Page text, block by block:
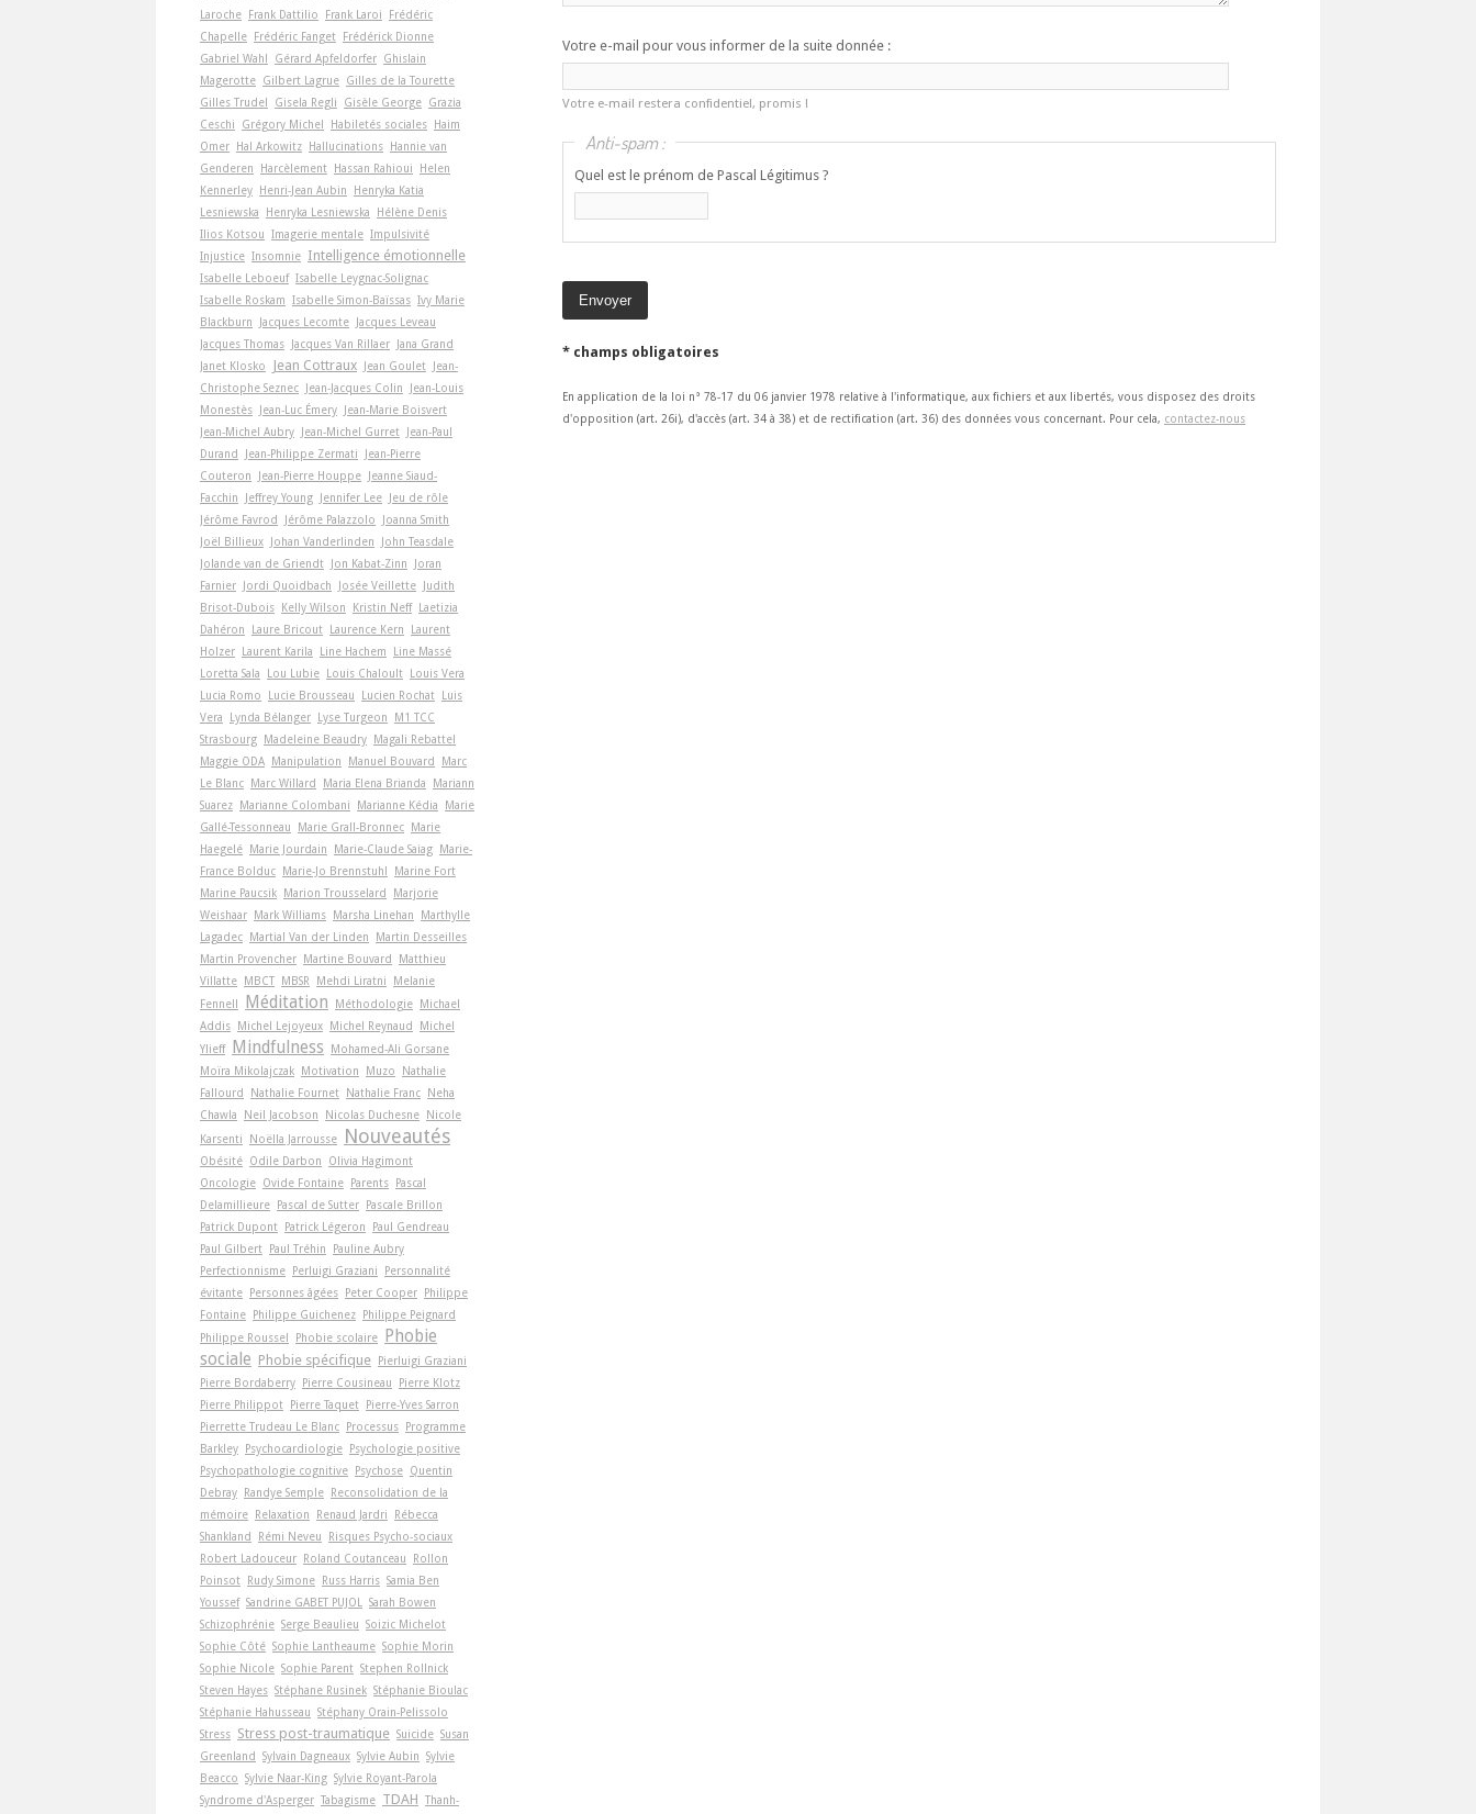
Votre e-mail pour vous informer de la suite donnée :
Votre e-mail restera confidentiel, promis !
Anti-spam :
Quel est le prénom de Pascal Légitimus ?
* champs obligatoires
En application de la loi n° 78-17 du 06 janvier 1978 relative à l'informatique, aux fichiers et aux libertés, vous disposez des droits
d'opposition (art. 26i), d'accès (art. 34 à 38) et de rectification (art. 36) des données vous concernant. Pour cela, contactez-nous
Laroche Frank Dattilio Frank Laroi
Frédéric
Chapelle Frédéric Fanget Frédérick Dionne
Gabriel Wahl
Gérard Apfeldorfer Ghislain
Magerotte Gilbert Lagrue Gilles de la Tourette
Gilles Trudel
Gisela Regli Gisèle George Grazia
Ceschi
Grégory Michel Habiletés sociales Haim
Omer Hal Arkowitz Hallucinations Hannie van
Genderen
Harcèlement Hassan Rahioui
Helen
Kennerley Henri-Jean Aubin
Henryka Katia
Lesniewska
Henryka Lesniewska
Hélène Denis
Ilios Kotsou Imagerie mentale Impulsivité
Injustice Insomnie Intelligence émotionnelle
Isabelle Leboeuf Isabelle Leygnac-Solignac
Isabelle Roskam Isabelle Simon-Baïssas Ivy Marie
Blackburn
Jacques Lecomte Jacques Leveau
Jacques Thomas Jacques Van Rillaer Jana Grand
Janet Klosko
Jean Cottraux Jean Goulet Jean-
Christophe Seznec Jean-Jacques Colin
Jean-Louis
Monestès Jean-Luc Émery Jean-Marie Boisvert
Jean-Michel Aubry Jean-Michel Gurret Jean-Paul
Durand
Jean-Philippe Zermati
Jean-Pierre
Couteron
Jean-Pierre Houppe Jeanne Siaud-
Facchin
Jeffrey Young Jennifer Lee Jeu de rôle
Jérôme Favrod
Jérôme Palazzolo
Joanna Smith
Joël Billieux Johan Vanderlinden
John Teasdale
Jolande van de Griendt Jon Kabat-Zinn
Joran
Farnier Jordi Quoidbach Josée Veillette Judith
Brisot-Dubois Kelly Wilson Kristin Neff Laetizia
Dahéron
Laure Bricout Laurence Kern
Laurent
Holzer Laurent Karila Line Hachem
Line Massé
Loretta Sala
Lou Lubie Louis Chaloult Louis Vera
Lucia Romo
Lucie Brousseau Lucien Rochat Luis
Vera
Lynda Bélanger Lyse Turgeon
M1 TCC
Strasbourg Madeleine Beaudry Magali Rebattel
Maggie ODA Manipulation Manuel Bouvard
Marc
Le Blanc Marc Willard Maria Elena Brianda
Mariann
Suarez Marianne Colombani Marianne Kédia
Marie
Gallé-Tessonneau
Marie Grall-Bronnec Marie
Haegelé Marie Jourdain Marie-Claude Saiag Marie-
France Bolduc Marie-Jo Brennstuhl
Marine Fort
Marine Paucsik Marion Trousselard
Marjorie
Weishaar Mark Williams Marsha Linehan
Marthylle
Lagadec Martial Van der Linden
Martin Desseilles
Martin Provencher Martine Bouvard
Matthieu
Villatte MBCT MBSR Mehdi Liratni
Melanie
Fennell
Méditation Méthodologie Michael
Addis Michel Lejoyeux Michel Reynaud
Michel
Ylieff
Mindfulness
Mohamed-Ali Gorsane
Moïra Mikolajczak Motivation Muzo
Nathalie
Fallourd
Nathalie Fournet Nathalie Franc Neha
Chawla
Neil Jacobson Nicolas Duchesne Nicole
Karsenti
Noëlla Jarrousse Nouveautés
Obésité Odile Darbon
Olivia Hagimont
Oncologie Ovide Fontaine Parents Pascal
Delamillieure Pascal de Sutter Pascale Brillon
Patrick Dupont Patrick Légeron
Paul Gendreau
Paul Gilbert Paul Tréhin
Pauline Aubry
Perfectionnisme Perluigi Graziani
Personnalité
évitante Personnes âgées Peter Cooper Philippe
Fontaine Philippe Guichenez Philippe Peignard
Philippe Roussel
Phobie scolaire
Phobie
sociale Phobie spécifique Pierluigi Graziani
Pierre Bordaberry Pierre Cousineau
Pierre Klotz
Pierre Philippot Pierre Taquet Pierre-Yves Sarron
Pierrette Trudeau Le Blanc Processus Programme
Barkley Psychocardiologie Psychologie positive
Psychopathologie cognitive Psychose Quentin
Debray Randye Semple Reconsolidation de la
mémoire Relaxation Renaud Jardri
Rébecca
Shankland
Rémi Neveu
Risques Psycho-sociaux
Robert Ladouceur Roland Coutanceau
Rollon
Poinsot Rudy Simone Russ Harris Samia Ben
Youssef Sandrine GABET PUJOL
Sarah Bowen
Schizophrénie Serge Beaulieu Soizic Michelot
Sophie Côté Sophie Lantheaume Sophie Morin
Sophie Nicole Sophie Parent Stephen Rollnick
Steven Hayes Stéphane Rusinek Stéphanie Bioulac
Stéphanie Hahusseau Stéphany Orain-Pelissolo
Stress Stress post-traumatique Suicide Susan
Greenland Sylvain Dagneaux Sylvie Aubin Sylvie
Beacco Sylvie Naar-King Sylvie Royant-Parola
Syndrome d'Asperger Tabagisme TDAH Thanh-